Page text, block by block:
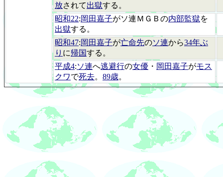
放されて出獄する。
昭和22:岡田嘉子がソ連ＭＧＢの内部監獄を
出獄する。
昭和47:岡田嘉子が亡命先のソ連から34年ぶ
り に帰国する。
平成4:ソ連へ逃避行の女優 ・ 岡田嘉子がモス
クワで死去。 89歳。